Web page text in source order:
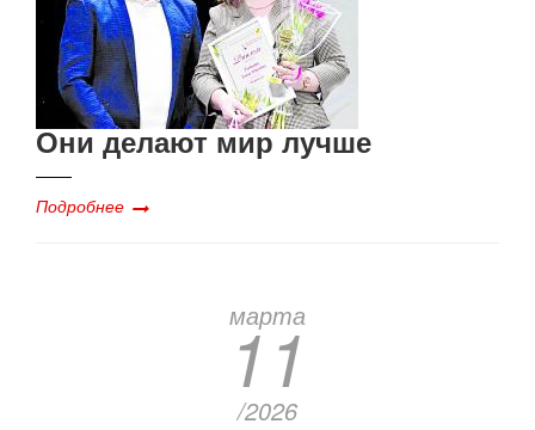
Они делают мир лучше
Подробнее
марта
11
/2026